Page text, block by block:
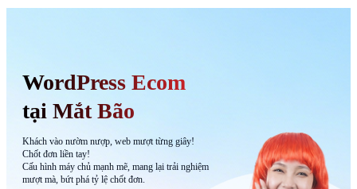
WordPress Ecom
tại Mắt Bão
Khách vào nườm nượp, web mượt từng giây!
Chốt đơn liền tay!
Cấu hình máy chủ mạnh mẽ, mang lại trải nghiệm
mượt mà, bứt phá tỷ lệ chốt đơn.